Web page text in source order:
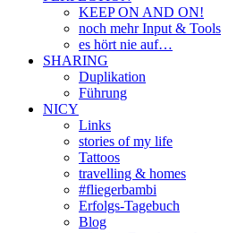
KEEP ON AND ON!
noch mehr Input & Tools
es hört nie auf…
SHARING
Duplikation
Führung
NICY
Links
stories of my life
Tattoos
travelling & homes
#fliegerbambi
Erfolgs-Tagebuch
Blog